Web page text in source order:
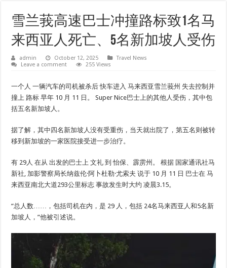
雪兰莪高速巴士冲撞路标致1名马
来西亚人死亡、5名新加坡人受伤
admin October 12, 2025
Travel News
Leave a comment
255 Views
一个人 一辆汽车的司机被杀后快车进入马来西亚雪兰莪州 失去控制并
撞上 路标 早年 10 月 11 日。
Super Nice巴士上的其他人受伤，其中包
括五名新加坡人。
据了解，其中四名新加坡人没有受重伤，当天就出院了，第五名则被转
移到新加坡的一家医院接受进一步治疗。
有 29人 在从 出发的巴士上文礼 到 怡保、霹雳州。根据 国家通讯社马
新社, 加影警察局长纳兹伦·阿卜杜勒·尤索夫 说于 10 月 11 日 巴士在 马
来西亚南北大道293公里标志 事故发生时大约 凌晨3.15。
“总人数……，包括司机在内，是 29 人，包括 24名马来西亚人和5名新
加坡人 ，”他被引述说。